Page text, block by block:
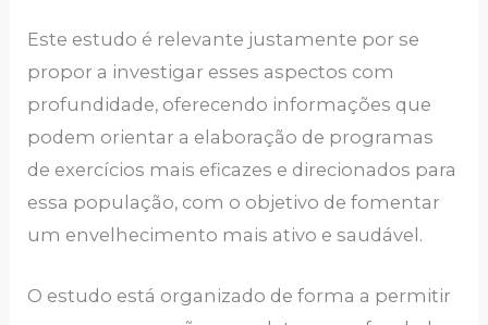
Este estudo é relevante justamente por se
propor a investigar esses aspectos com
profundidade, oferecendo informações que
podem orientar a elaboração de programas
de exercícios mais eficazes e direcionados para
essa população, com o objetivo de fomentar
um envelhecimento mais ativo e saudável.
O estudo está organizado de forma a permitir